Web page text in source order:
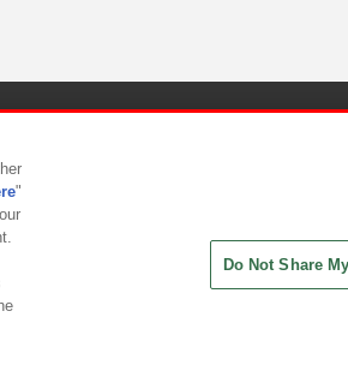
針
"
Do Not Share